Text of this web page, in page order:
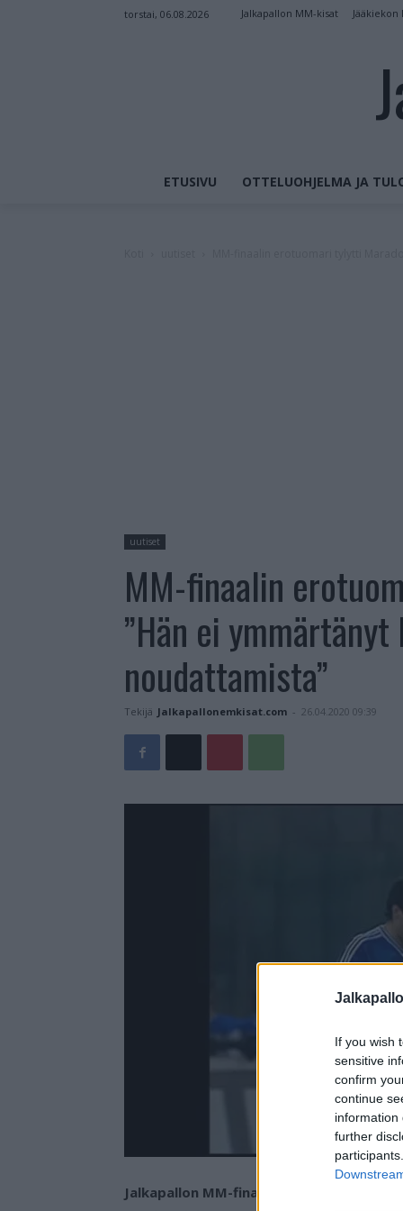
If you wish
sensitive
confirm
continue
information
further
torstai, 06.08.2026 Jalkapallon MM-kisat Jääkiekon
ETUSIVU OTTELUOHJELMA JA
uutiset
MM-finaalin
”Hän ei
noudattamista”
Tekijä Jalkapallonemkisat.com - 26.04.2020 09:39
Jalkapallon MM-finaalin vuonna 1990